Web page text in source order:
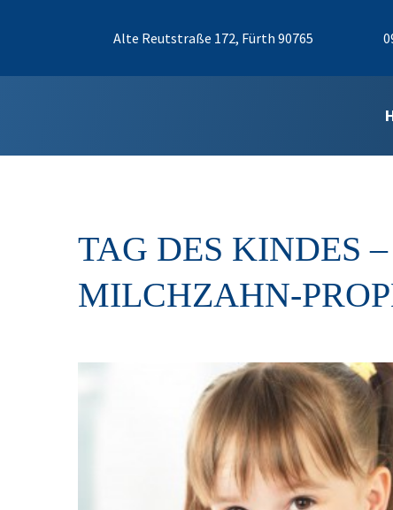
Alte Reutstraße 172, Fürth 90765
TAG DES KINDES
MILCHZAHN-